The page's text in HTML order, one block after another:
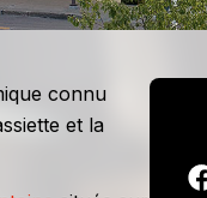
connu
et la